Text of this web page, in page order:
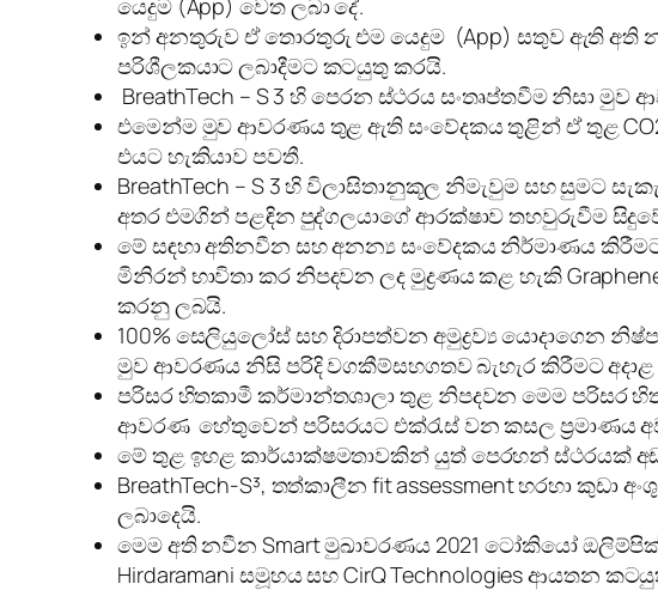
ඉන් අනතුරුව ඒ තොරතුරු එම යෙදුම (App) සතුව ඇති අති
පරිශීලකයාට ලබාදීමට කටයුතු කරයි.
BreathTech – S 3 හි පෙරන ස්ථරය සංතෘප්තවීම නිසා
එමෙන්ම මුව ආවරණය තුළ ඇති සංවේදකය තුළින් ඒ තුළ
එයට හැකියාව පවතී.
BreathTech – S 3 හි විලාසිතානුකූල නිමැවුම සහ
අතර එමගින් පළඳින පුද්ගලයාගේ ආරක්ෂාව තහවුරුවීම
මේ සඳහා අතිනවීන සහ අනන්‍ය සංවේදකය නිර්මාණය
මිනිරන් භාවිතා කර නිපදවන ලද මුද්‍රණය කළ හැකි
කරනු ලබයි.
100% සෙලියුලෝස් සහ දිරාපත්වන අමුද්‍රව්‍ය යොදාගෙන
මුව ආවරණය නිසි පරිදි වගකීම්සහගතව බැහැර කිරීමට අදාළ
පරිසර හිතකාමී කර්මාන්තශාලා තුළ නිපදවන මෙම පරිසර
ආවරණ හේතුවෙන් පරිසරයට එක්රැස් වන කසල ප්‍රමාණය
මේ තුළ ඉහළ කාර්යාක්ෂමතාවකින් යුත් පෙරහන් ස්ථරයක්
BreathTech-S³, තත්කාලීන fit assessment හරහා
ලබාදෙයි.
මෙම අති නවීන Smart මුඛාවරණය 2021 ටෝකියෝ ඔලිම්පික්
Hirdaramani සමූහය සහ CirQ Technologies ආයතන